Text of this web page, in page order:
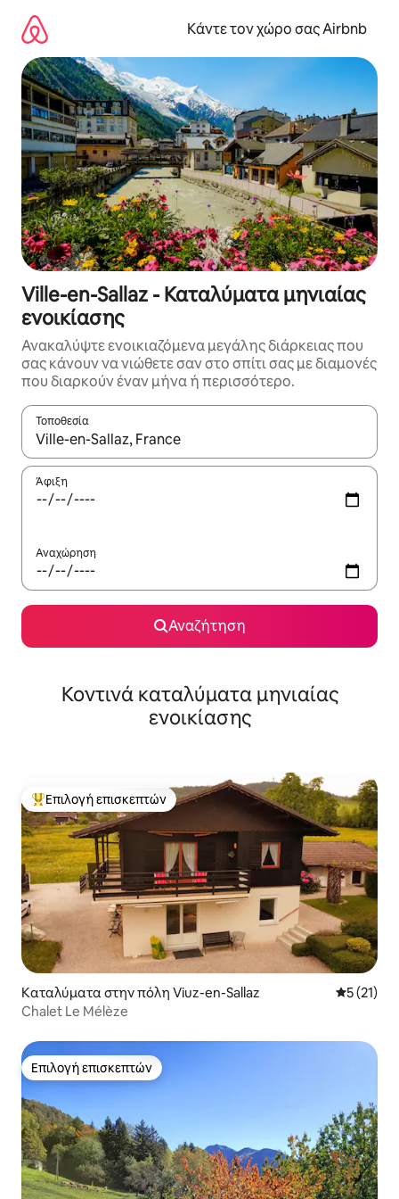
περιεχόμενο
Κάντε τον χώρο σας Airbnb
Ville-en-Sallaz - Καταλύματα μηνιαίας
ενοικίασης
Ανακαλύψτε ενοικιαζόμενα μεγάλης διάρκειας που
σας κάνουν να νιώθετε σαν στο σπίτι σας με διαμονές
που διαρκούν έναν μήνα ή περισσότερο.
Τοποθεσία
Όταν τα αποτελέσματα είναι διαθέσιμα, μπορείτε να
Άφιξη
Αναχώρηση
Αναζήτηση
Κοντινά καταλύματα μηνιαίας
ενοικίασης
Κορυφαία επιλογή επισκεπτών
Επιλογή επισκεπτών
Καταλύματα στην πόλη Viuz-en-Sallaz Μέση
5 (21)
Chalet Le Mélèze
Επιλογή επισκεπτών
Επιλογή επισκεπτών